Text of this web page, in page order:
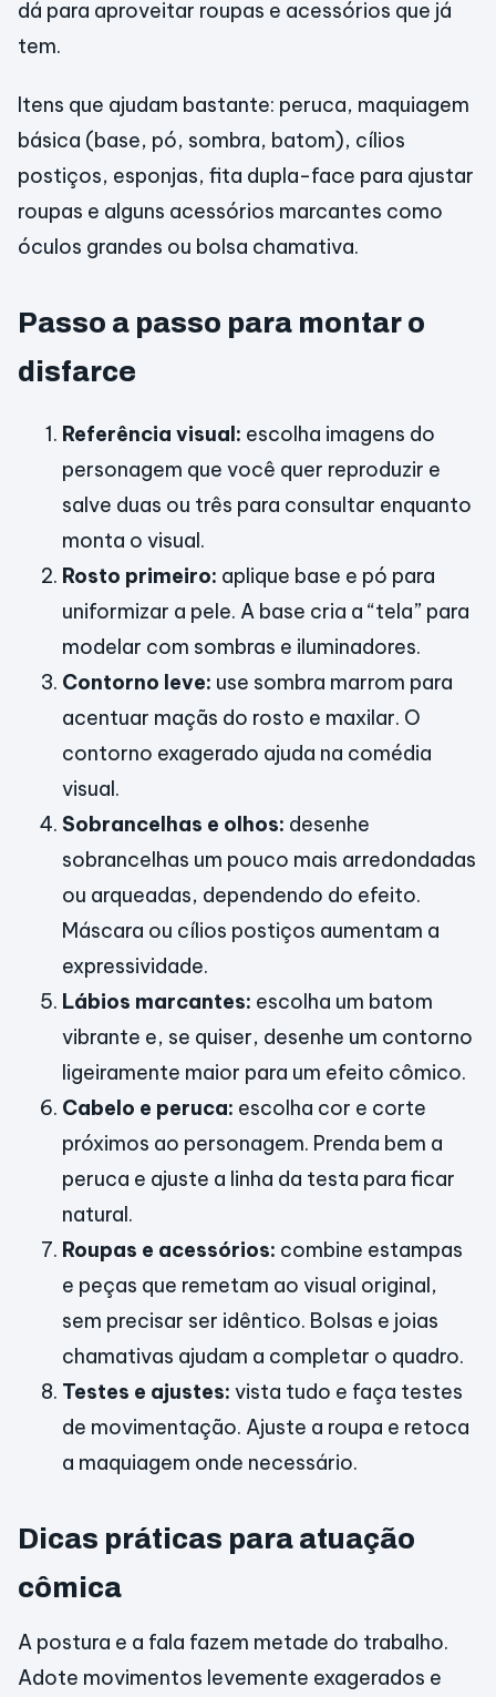
dá para aproveitar roupas e acessórios que já
tem.
Itens que ajudam bastante: peruca, maquiagem
básica (base, pó, sombra, batom), cílios
postiços, esponjas, fita dupla-face para ajustar
roupas e alguns acessórios marcantes como
óculos grandes ou bolsa chamativa.
Passo a passo para montar o
disfarce
Referência visual: escolha imagens do
personagem que você quer reproduzir e
salve duas ou três para consultar enquanto
monta o visual.
Rosto primeiro: aplique base e pó para
uniformizar a pele. A base cria a “tela” para
modelar com sombras e iluminadores.
Contorno leve: use sombra marrom para
acentuar maçãs do rosto e maxilar. O
contorno exagerado ajuda na comédia
visual.
Sobrancelhas e olhos: desenhe
sobrancelhas um pouco mais arredondadas
ou arqueadas, dependendo do efeito.
Máscara ou cílios postiços aumentam a
expressividade.
Lábios marcantes: escolha um batom
vibrante e, se quiser, desenhe um contorno
ligeiramente maior para um efeito cômico.
Cabelo e peruca: escolha cor e corte
próximos ao personagem. Prenda bem a
peruca e ajuste a linha da testa para ficar
natural.
Roupas e acessórios: combine estampas
e peças que remetam ao visual original,
sem precisar ser idêntico. Bolsas e joias
chamativas ajudam a completar o quadro.
Testes e ajustes: vista tudo e faça testes
de movimentação. Ajuste a roupa e retoca
a maquiagem onde necessário.
Dicas práticas para atuação
cômica
A postura e a fala fazem metade do trabalho.
Adote movimentos levemente exagerados e